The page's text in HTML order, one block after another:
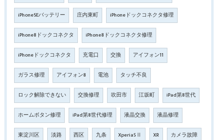
iPhoneSEバッテリー 庄内東町 iPhoneドックコネクタ修理
iPhone8ドックコネクタ iPhone8ドックコネクタ修理
iPhoneドックコネクタ 充電口 交換 アイフォン11
ガラス修理 アイフォン8 電池 タッチ不良
ロック解除できない 交換修理 吹田市 江坂町 iPad第8世代
ホームボタン修理 iPad第8世代修理 液晶交換 液晶修理
東淀川区 淡路 西区 九条 Xperia5Ⅱ XR カメラ故障